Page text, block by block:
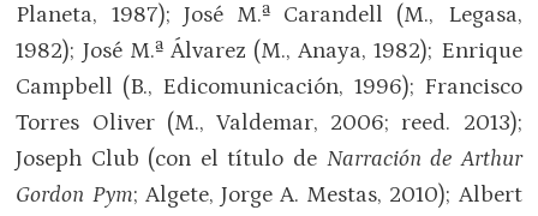
Planeta, 1987); José M.ª Carandell (M., Legasa,
1982); José M.ª Álvarez (M., Anaya, 1982); Enrique
Campbell (B., Edicomunicación, 1996); Francisco
Torres Oliver (M., Valdemar, 2006; reed. 2013);
Joseph Club (con el título de Narración de Arthur
Gordon Pym; Algete, Jorge A. Mestas, 2010); Albert